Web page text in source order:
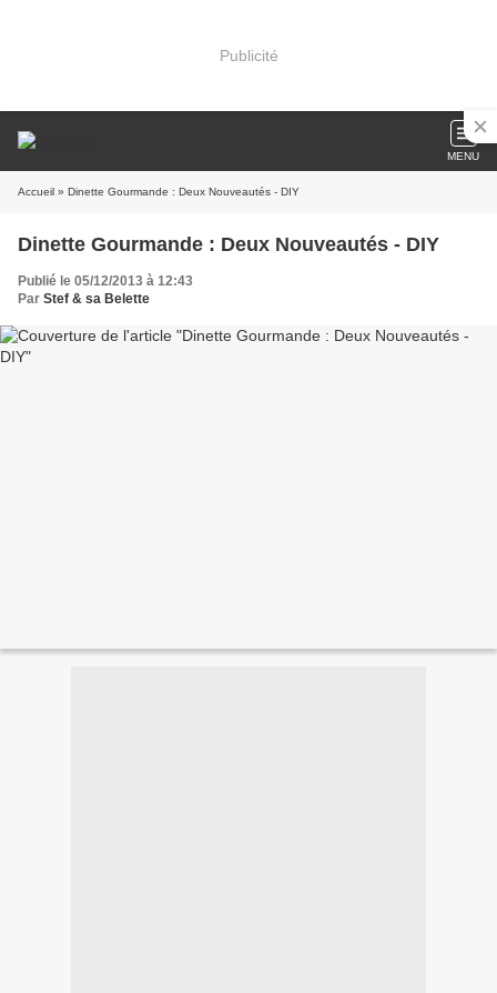
Publicité
MENU
Accueil » Dinette Gourmande : Deux Nouveautés - DIY
Dinette Gourmande : Deux Nouveautés - DIY
Publié le 05/12/2013 à 12:43
Par Stef & sa Belette